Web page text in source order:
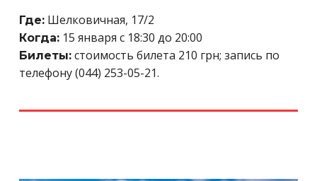
Где: Шелковичная, 17/2
Когда: 15 января с 18:30 до 20:00
Билеты: стоимость билета 210 грн; запись по
телефону (044) 253-05-21.